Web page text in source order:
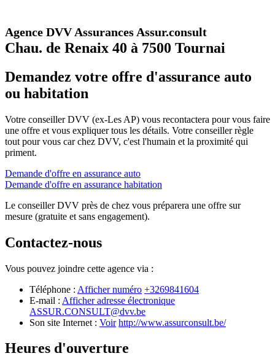
Agence DVV Assurances Assur.consult
Chau. de Renaix 40 à 7500 Tournai
Demandez votre offre d'assurance auto
ou habitation
Votre conseiller DVV (ex-Les AP) vous recontactera pour vous faire
une offre et vous expliquer tous les détails. Votre conseiller règle
tout pour vous car chez DVV, c'est l'humain et la proximité qui
priment.
Demande d'offre en assurance auto
Demande d'offre en assurance habitation
Le conseiller DVV près de chez vous préparera une offre sur
mesure (gratuite et sans engagement).
Contactez-nous
Vous pouvez joindre cette agence via :
Téléphone : Afficher numéro +3269841604
E-mail : Afficher adresse électronique
ASSUR.CONSULT@dvv.be
Son site Internet : Voir http://www.assurconsult.be/
Heures d'ouverture